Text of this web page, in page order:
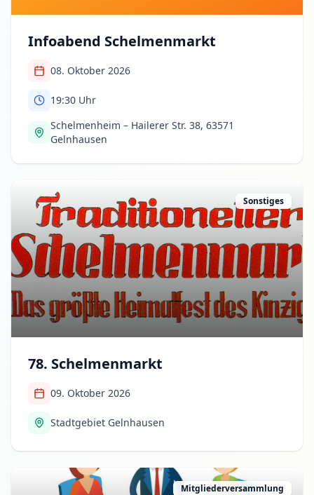
Infoabend Schelmenmarkt
08. Oktober 2026
19:30 Uhr
Schelmenheim – Hailerer Str. 38, 63571
Gelnhausen
Sonstiges
78. Schelmenmarkt
09. Oktober 2026
Stadtgebiet Gelnhausen
Mitgliederversammlung